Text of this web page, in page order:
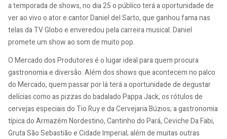
a temporada de shows, no dia 25 o público terá a oportunidade de
ver ao vivo o ator e cantor Daniel del Sarto, que ganhou fama nas
telas da TV Globo e enveredou pela carreira musical. Daniel
promete um show ao som de muito pop.
O Mercado dos Produtores é o lugar ideal para quem procura
gastronomia e diversão. Além dos shows que acontecem no palco
do Mercado, quem passar por lá terá a oportunidade de degustar
delícias como as pizzas do badalado Pappa Jack, os rótulos de
cervejas especiais do Tio Ruy e da Cervejaria Búzios; a gastronomia
típica do Armazém Nordestino, Cantinho do Pará, Ceviche Da Fabi,
Gruta São Sebastião e Cidade Imperial; além de muitas outras